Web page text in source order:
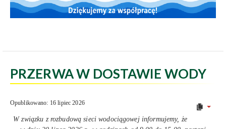
PRZERWA W DOSTAWIE WODY
Opublikowano: 16 lipiec 2026
W związku z rozbudową sieci wodociągowej informujemy, że